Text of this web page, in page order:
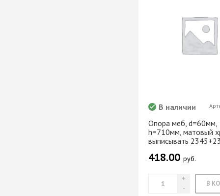
Черный)
ТРУБА D=25мм И
Системы
дверей
Система для
Система шкафа-
Опора меб, d=60мм,
h=710мм, матовый
выписывать
В наличии
418.00 руб.